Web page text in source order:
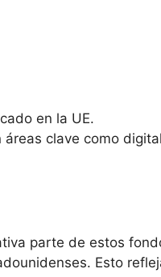
en la UE.
clave como
parte de estos
Esto